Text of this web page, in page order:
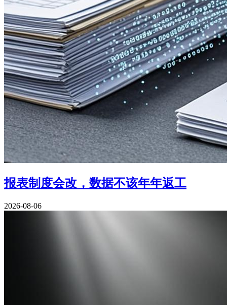
报表制度会改，数据不该年年返工
2026-08-06